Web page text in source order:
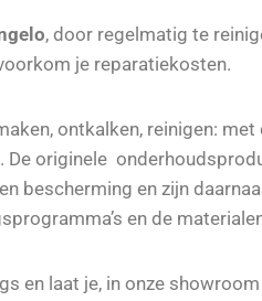
, door regelmatig te
je reparatiekosten.
ontkalken, reinigen:
De originele
bescherming en zijn
en de
en laat je, in onze